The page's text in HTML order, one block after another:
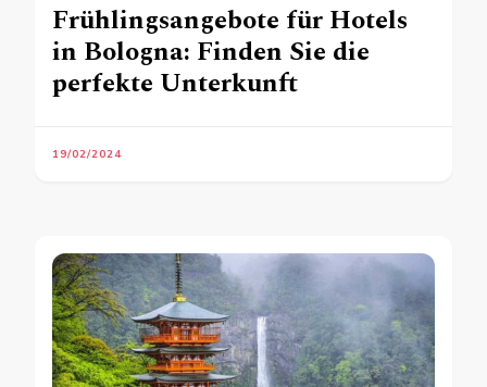
Frühlingsangebote für Hotels
in Bologna: Finden Sie die
perfekte Unterkunft
19/02/2024